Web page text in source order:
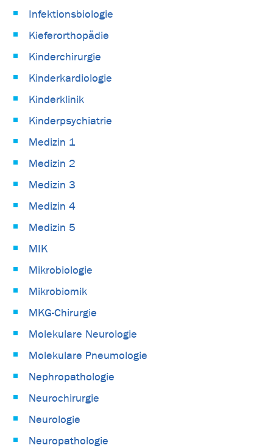
Infektionsbiologie
Kieferorthopädie
Kinderchirurgie
Kinderkardiologie
Kinderklinik
Kinderpsychiatrie
Medizin 1
Medizin 2
Medizin 3
Medizin 4
Medizin 5
MIK
Mikrobiologie
Mikrobiomik
MKG-Chirurgie
Molekulare Neurologie
Molekulare Pneumologie
Nephropathologie
Neurochirurgie
Neurologie
Neuropathologie